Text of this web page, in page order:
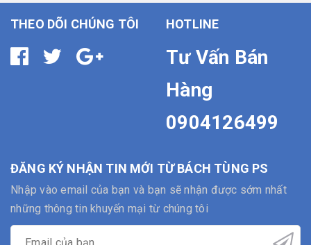
THEO DÕI CHÚNG TÔI HOTLINE
Tư Vấn Bán
Hàng
0904126499
ĐĂNG KÝ NHẬN TIN MỚI TỪ BÁCH TÙNG PS
Nhập vào email của bạn và bạn sẽ nhận được sớm nhất
những thông tin khuyến mại từ chúng tôi